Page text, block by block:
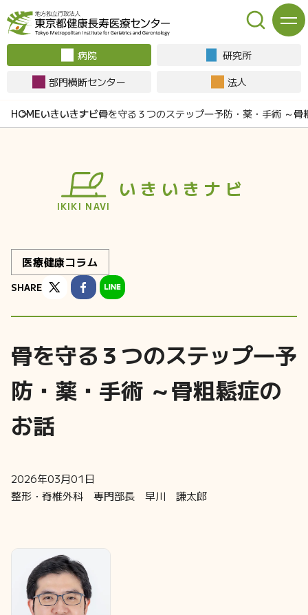
病院
研究所
部門横断センター
法人
いきいきナビ骨を守る３つのステップ―予防・薬・手術 ～骨
IKIKI NAVI
いきいきナビ
医療健康コラム
SHARE
骨を守る３つのステップ―予
防・薬・手術 ～骨粗鬆症の
お話
2026年03月01日
整形・脊椎外科 専門部長 早川 謙太郎